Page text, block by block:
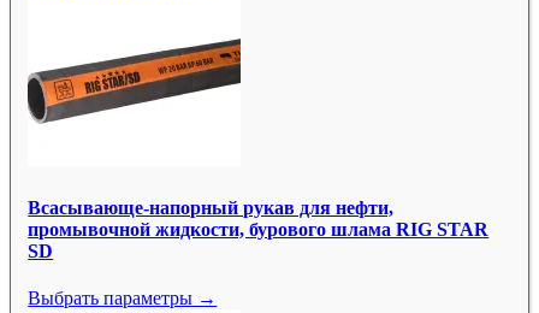
Всасывающе-напорный рукав для нефти,
промывочной жидкости, бурового шлама RIG STAR
SD
Выбрать параметры →